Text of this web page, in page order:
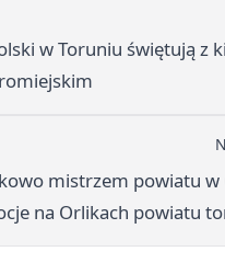
w Toruniu świętują z
mistrzem powiatu w
na Orlikach powiatu